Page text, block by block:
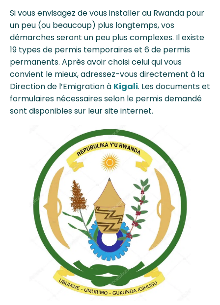
Si vous envisagez de vous installer au Rwanda pour
un peu (ou beaucoup) plus longtemps, vos
démarches seront un peu plus complexes. Il existe
19 types de permis temporaires et 6 de permis
permanents. Après avoir choisi celui qui vous
convient le mieux, adressez-vous directement à la
Direction de l’Emigration à Kigali. Les documents et
formulaires nécessaires selon le permis demandé
sont disponibles sur leur site internet.